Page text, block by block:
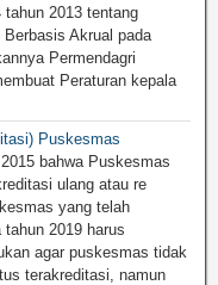
tahun 2013 tentang
Akrual pada
Permendagri
Peraturan kepala
Puskesmas
bahwa Puskesmas
ulang atau re
yang telah
2019 harus
agar puskesmas tidak
terakreditasi, namun